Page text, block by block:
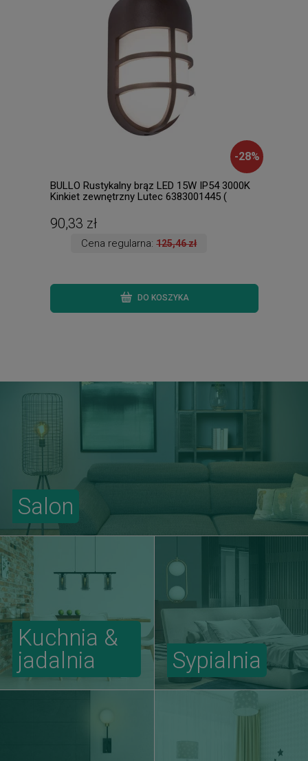
-28%
BULLO Rustykalny brąz LED 15W IP54 3000K
Kinkiet zewnętrzny Lutec 6383001445 (
90,33 zł
Cena regularna:125,46 zł
DO KOSZYKA
Salon
Kuchnia &
jadalnia
Sypialnia